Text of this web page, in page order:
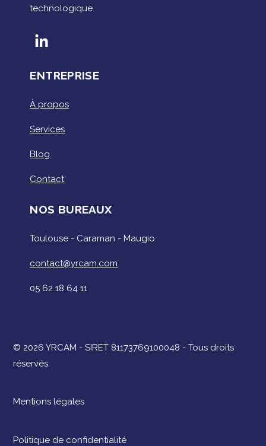
technologique.
ENTREPRISE
À propos
Services
Blog
Contact
NOS BUREAUX
Toulouse - Caraman - Maugio
contact@yrcam.com
05 62 18 64 11
© 2026 YRCAM - SIRET 81173769100048 - Tous droits
réservés.
Mentions légales
Politique de confidentialité